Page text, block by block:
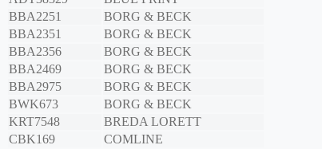
BBA2251
BORG & BECK
BBA2351
BORG & BECK
BBA2356
BORG & BECK
BBA2469
BORG & BECK
BBA2975
BORG & BECK
BWK673
BORG & BECK
KRT7548
BREDA LORETT
CBK169
COMLINE